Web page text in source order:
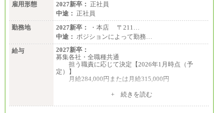
雇用形態
2027新卒： 正社員
中途： 正社員
勤務地
2027新卒：
・本店 〒211…
中途： ポジションによって勤務…
給与
2027新卒：
募集各社・全職種共通
担う職責に応じて決定【2026年1月時点（予
定）】
月給284,000円または月給315,000円
※入社後早期から、自律的な業務遂行が求めら
す。
+ 続きを読む